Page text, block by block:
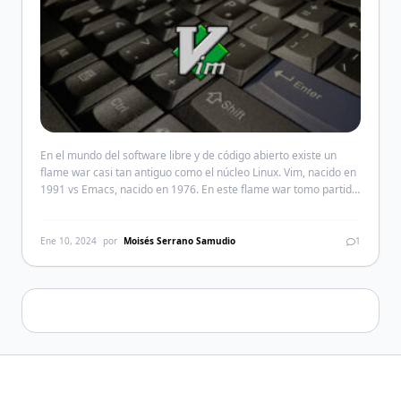
En el mundo del software libre y de código abierto existe un
flame war casi tan antiguo como el núcleo Linux. Vim, nacido en
1991 vs Emacs, nacido en 1976. En este flame war tomo partido
Ene 10, 2024 por Moisés Serrano Samudio 1